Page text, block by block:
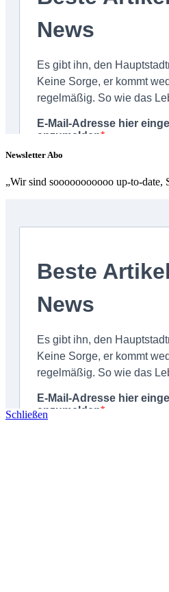
Newsletter Abo
„Wir sind sooooooooooo up-to-date,
Schließen